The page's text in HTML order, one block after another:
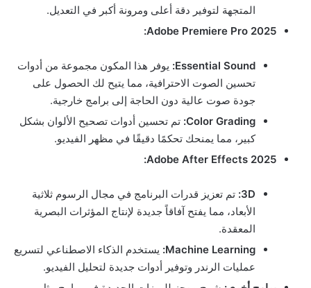
المتجهة لتوفير دقة أعلى ومرونة أكبر في التعديل.
Adobe Premiere Pro 2025:
Essential Sound: يوفر هذا المكون مجموعة من أدوات
تحسين الصوت الاحترافية، مما يتيح لك الحصول على
جودة صوت عالية دون الحاجة إلى برامج خارجية.
Color Grading: تم تحسين أدوات تصحيح الألوان بشكل
كبير، مما يمنحك تحكمًا دقيقًا في مظهر الفيديو.
Adobe After Effects 2025:
3D: تم تعزيز قدرات البرنامج في مجال الرسوم ثلاثية
الأبعاد، مما يفتح آفاقاً جديدة لإنتاج المؤثرات البصرية
المعقدة.
Machine Learning: يستخدم الذكاء الاصطناعي لتسريع
عمليات الرندر وتوفير أدوات جديدة لتحليل الفيديو.